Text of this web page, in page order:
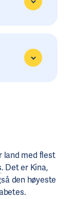
land med flest
. Det er Kina,
den høyeste